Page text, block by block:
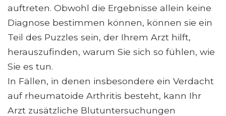
auftreten. Obwohl die Ergebnisse allein keine
Diagnose bestimmen können, können sie ein
Teil des Puzzles sein, der Ihrem Arzt hilft,
herauszufinden, warum Sie sich so fühlen, wie
Sie es tun.
In Fällen, in denen insbesondere ein Verdacht
auf rheumatoide Arthritis besteht, kann Ihr
Arzt zusätzliche Blutuntersuchungen